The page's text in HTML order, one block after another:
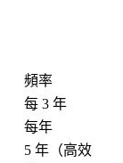
頻率
每 3 年
每年
5 年 （高效